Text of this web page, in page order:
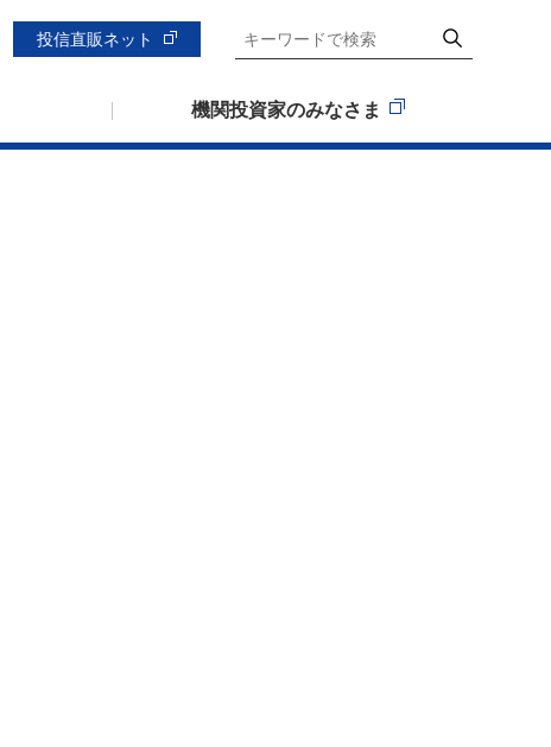
投信直販ネット
機関投資家のみなさま